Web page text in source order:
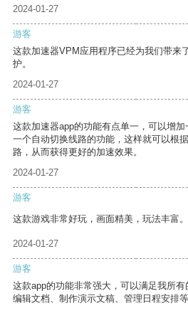
2024-01-27
游客
这款加速器VPM应用程序已经为我们带来
护。
2024-01-27
游客
这款加速器app的功能有点单一，可以增
一个自动切换线路的功能，这样就可以根
路，从而获得更好的加速效果。
2024-01-27
游客
这款游戏非常好玩，画面精美，玩法丰富。
2024-01-27
游客
这款app的功能非常强大，可以满足我所
编辑文档、制作演示文稿、管理日程安排等